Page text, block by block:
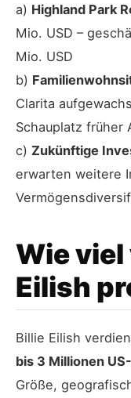
a) Highland Park
Mio. USD –
Mio. USD
b)
Clarita
Schauplatz früher
c) Zukünftige
erwarten weitere
Wie
Eilish
Billie Eilish
bis 3 Millionen
Größe,